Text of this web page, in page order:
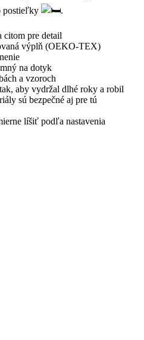
postieľky
.
citom pre detail
výplň (OEKO-TEX)
na dotyk
a vzoroch
aby vydržal dlhé roky a robil
sú bezpečné aj pre tú
líšiť podľa nastavenia